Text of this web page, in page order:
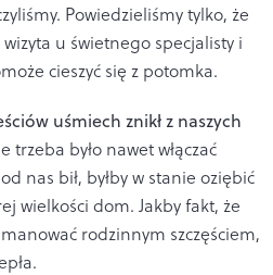
Powiedzieliśmy tylko, że
u świetnego specjalisty i
cieszyć się z potomka.
uśmiech znikł z naszych
trzeba było nawet włączać
nas bił, byłby w stanie oziębić
wielkości dom. Jakby fakt, że
rodzinnym szczęściem,